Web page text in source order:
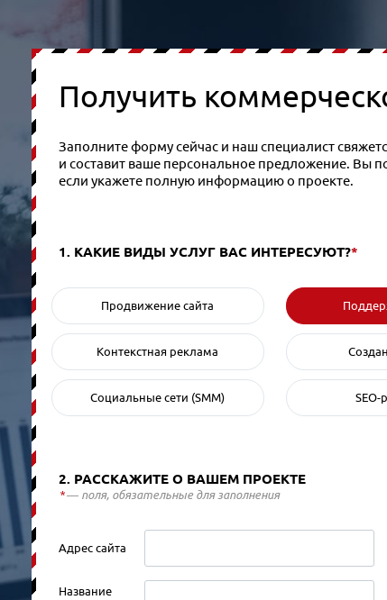
Получить
Заполните форму сейчас и наш специалист
и составит ваше персональное предложение. Вы
если укажете полную информацию о проекте.
1. КАКИЕ ВИДЫ УСЛУГ ВАС ИНТЕРЕСУЮТ?*
Продвижение сайта
Контекстная реклама
Социальные сети (SMM) SEO-
2. РАССКАЖИТЕ О ВАШЕМ ПРОЕКТЕ
*— поля, обязательные для заполнения
Адрес сайта
Название